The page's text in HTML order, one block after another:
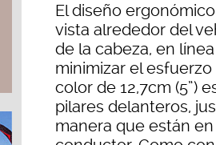
El diseño
vista alrededor del
de la cabeza, en
minimizar el
color de 12,7cm (5”)
pilares delanteros,
manera que están